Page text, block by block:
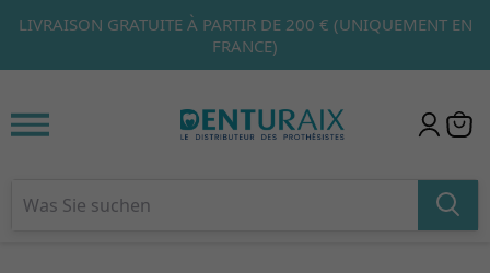
LIVRAISON GRATUITE À PARTIR DE 200 € (UNIQUEMENT EN
FRANCE)
1 2 3